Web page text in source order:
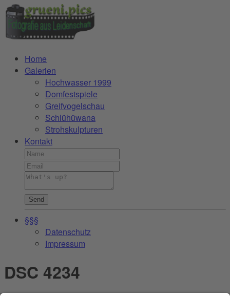
Home
Galerien
Hochwasser 1999
Domfestspiele
Greifvogelschau
Schlühüwana
Strohskulpturen
Kontakt
Send
§§§
Datenschutz
Impressum
DSC 4234